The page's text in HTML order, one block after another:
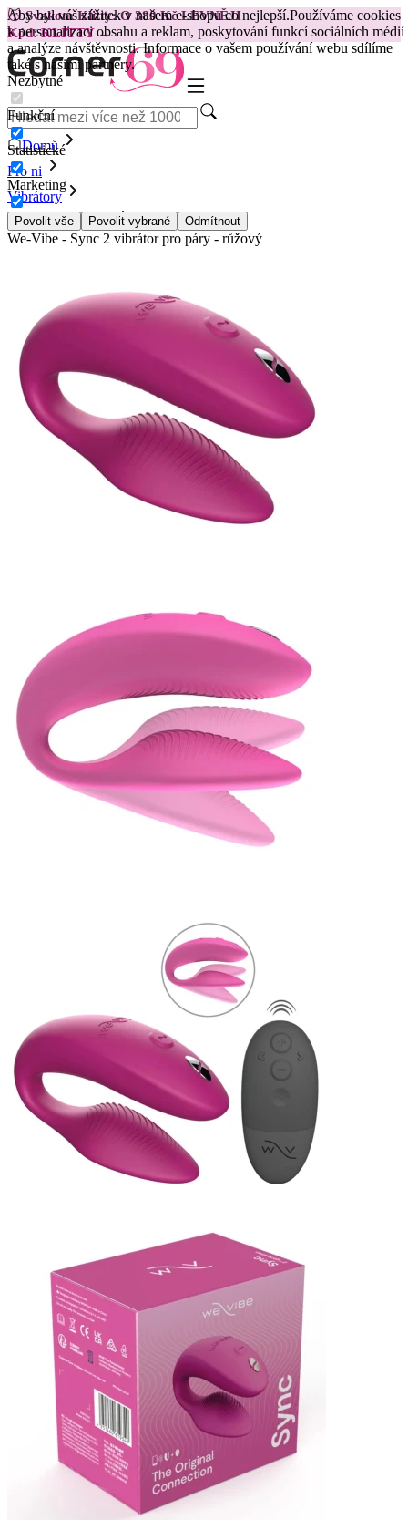
Aby byl váš zážitek v našem e-shopu co nejlepší.Používáme cookies
k personalizaci obsahu a reklam, poskytování funkcí sociálních médií
a analýze návštěvnosti. Informace o vašem používání webu sdílíme
také s našimi partnery.
Nezbytné
Funkční
Statistické
Marketing
Povolit vše Povolit vybrané Odmítnout
😽Svakom Klitty: O 380 Kč LEVNĚJI
Kód: KLITTY →
Domů
Pro ni
Vibrátory
Vibrátory pro páry
We-Vibe - Sync 2 vibrátor pro páry - růžový